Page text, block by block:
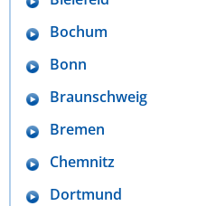
Bochum
Bonn
Braunschweig
Bremen
Chemnitz
Dortmund